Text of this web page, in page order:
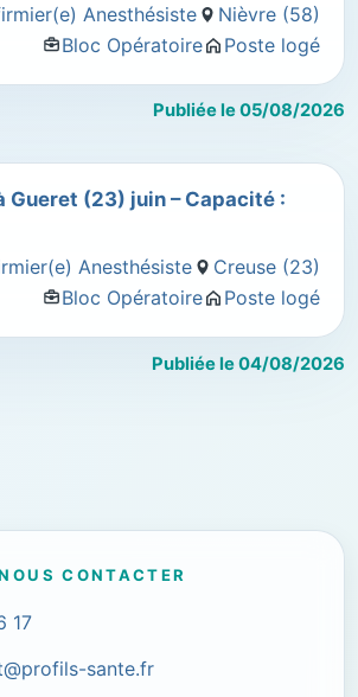
Anesthésiste
Nièvre (58)
Bloc Opératoire
Poste logé
Publiée le 05/08/2026
Gueret (23) juin – Capacité :
Anesthésiste
Creuse (23)
Bloc Opératoire
Poste logé
Publiée le 04/08/2026
CONTACTER
17
sante.fr